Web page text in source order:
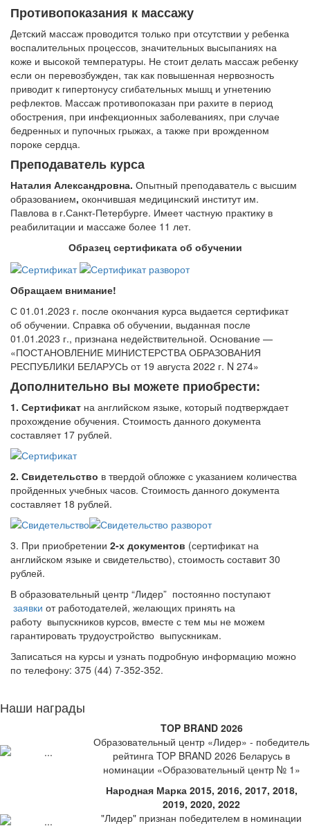
Противопоказания к массажу
Детский массаж проводится только при отсутствии у ребенка
воспалительных процессов, значительных высыпаниях на
коже и высокой температуры. Не стоит делать массаж ребенку
если он перевозбужден, так как повышенная нервозность
приводит к гипертонусу сгибательных мышц и угнетению
рефлектов. Массаж противопоказан при рахите в период
обострения, при инфекционных заболеваниях, при случае
бедренных и пупочных грыжах, а также при врожденном
пороке сердца.
Преподаватель курса
Наталия Александровна. Опытный преподаватель с высшим
образованием, окончившая медицинский институт им.
Павлова в г.Санкт-Петербурге. Имеет частную практику в
реабилитации и массаже более 11 лет.
Образец сертификата об обучении
Обращаем внимание!
С 01.01.2023 г. после окончания курса выдается сертификат
об обучении. Справка об обучении, выданная после
01.01.2023 г., признана недействительной. Основание —
«ПОСТАНОВЛЕНИЕ МИНИСТЕРСТВА ОБРАЗОВАНИЯ
РЕСПУБЛИКИ БЕЛАРУСЬ от 19 августа 2022 г. N 274»
Дополнительно вы можете приобрести:
1. Сертификат на английском языке, который подтверждает
прохождение обучения. Стоимость данного документа
составляет 17 рублей.
2. Свидетельство в твердой обложке с указанием количества
пройденных учебных часов. Стоимость данного документа
составляет 18 рублей.
3. При приобретении 2-х документов (сертификат на
английском языке и свидетельство), стоимость составит 30
рублей.
В образовательный центр “Лидер” постоянно поступают
заявки от работодателей, желающих принять на
работу выпускников курсов, вместе с тем мы не можем
гарантировать трудоустройство выпускникам.
Записаться на курсы и узнать подробную информацию можно
по телефону: 375 (44) 7-352-352.
Наши награды
TOP BRAND 2026
Образовательный центр «Лидер» - победитель
рейтинга TOP BRAND 2026 Беларусь в
номинации «Образовательный центр № 1»
Народная Марка 2015, 2016, 2017, 2018,
2019, 2020, 2022
"Лидер" признан победителем в номинации